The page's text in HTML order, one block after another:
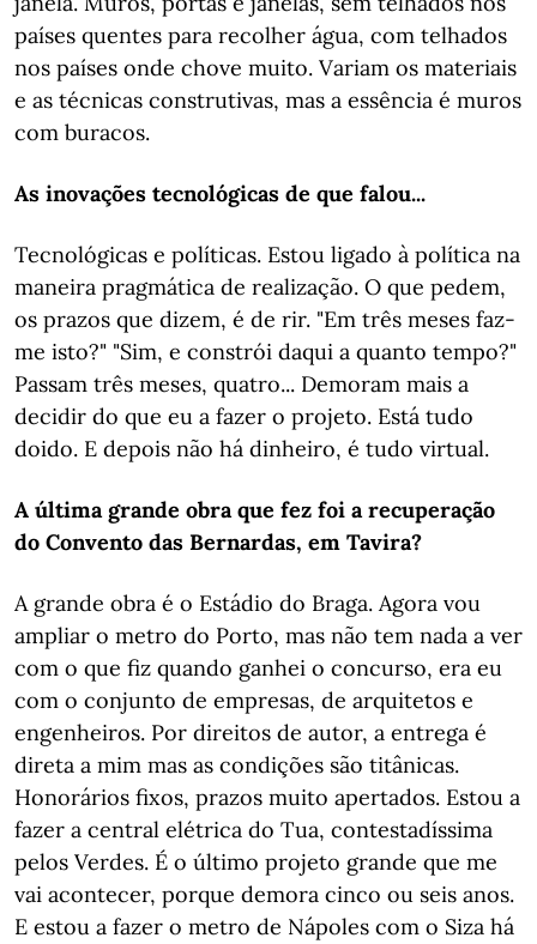
países quentes para recolher água, com telhados
nos países onde chove muito. Variam os materiais
e as técnicas construtivas, mas a essência é muros
com buracos.
As inovações tecnológicas de que falou...
Tecnológicas e políticas. Estou ligado à política na
maneira pragmática de realização. O que pedem,
os prazos que dizem, é de rir. "Em três meses faz-
me isto?" "Sim, e constrói daqui a quanto tempo?"
Passam três meses, quatro... Demoram mais a
decidir do que eu a fazer o projeto. Está tudo
doido. E depois não há dinheiro, é tudo virtual.
A última grande obra que fez foi a recuperação
do Convento das Bernardas, em Tavira?
A grande obra é o Estádio do Braga. Agora vou
ampliar o metro do Porto, mas não tem nada a ver
com o que fiz quando ganhei o concurso, era eu
com o conjunto de empresas, de arquitetos e
engenheiros. Por direitos de autor, a entrega é
direta a mim mas as condições são titânicas.
Honorários fixos, prazos muito apertados. Estou a
fazer a central elétrica do Tua, contestadíssima
pelos Verdes. É o último projeto grande que me
vai acontecer, porque demora cinco ou seis anos.
E estou a fazer o metro de Nápoles com o Siza há